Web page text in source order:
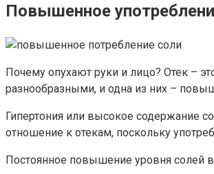
Повышенное
Почему опухают руки и лицо? Отек –
разнообразными, и одна из них –
Гипертония или высокое содержание
отношение к отекам, поскольку
Постоянное повышение уровня солей